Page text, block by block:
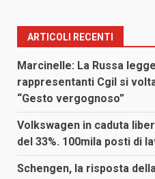
ARTICOLI RECENTI
Marcinelle: La Russa
rappresentanti Cgil si
“Gesto vergognoso”
Volkswagen in caduta
del 33%. 100mila posti di
Schengen, la risposta